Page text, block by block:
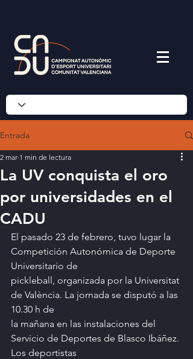
Entrada
La UV conquista el oro
por universidades en el
CADU
2 mar 1 min de lectura
El pasado 23 de febrero, tuvo lugar la
Competición Autonómica de Deporte
Universitario de
pickleball, organizada por la Universitat
de València. La jornada se disputó a las
10.30 h de
la mañana en las instalaciones del
Servicio de Deportes de Blasco Ibáñez.
Los deportistas